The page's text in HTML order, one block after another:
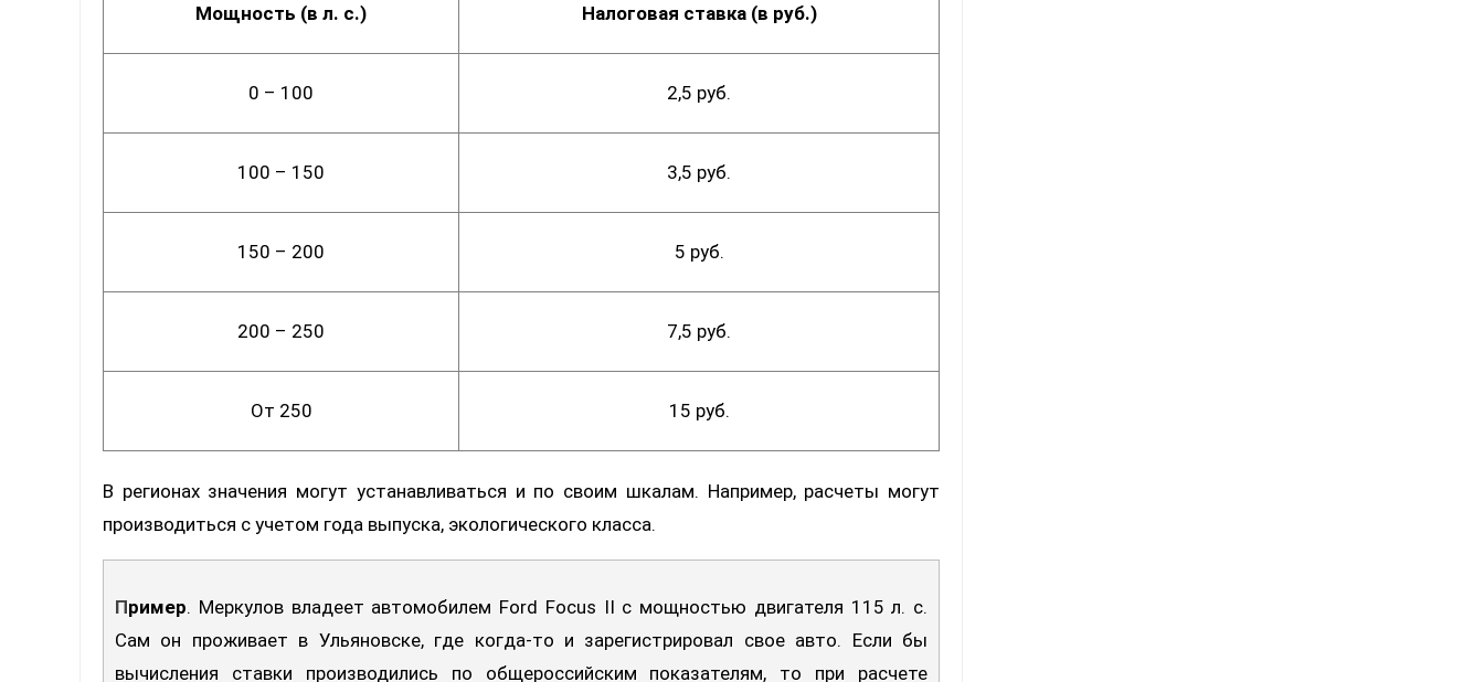
Мощность (в л. с.) Налоговая ставка (в руб.)
0 – 100 2,5 руб.
100 – 150 3,5 руб.
150 – 200 5 руб.
200 – 250 7,5 руб.
От 250 15 руб.
В регионах значения могут устанавливаться и по своим шкалам. Например, расчеты могут
производиться с учетом года выпуска, экологического класса.
Пример. Меркулов владеет автомобилем Ford Focus II с мощностью двигателя 115 л. с.
Сам он проживает в Ульяновске, где когда-то и зарегистрировал свое авто. Если бы
вычисления ставки производились по общероссийским показателям, то при расчете